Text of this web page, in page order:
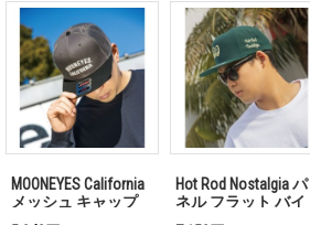
MOONEYES California
メッシュ キャップ
Hot Rod Nostalgia パ
ネル フラット バイ